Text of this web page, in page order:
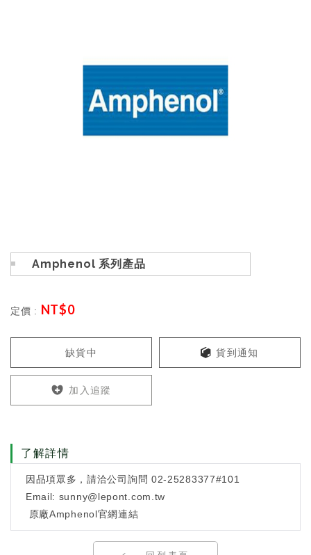
Amphenol 系列產品
定價 : NT$0
缺貨中 貨到通知
加入追蹤
了解詳情
因品項眾多，請洽公司詢問 02-25283377#101
Email: sunny@lepont.com.tw
原廠Amphenol官網連結